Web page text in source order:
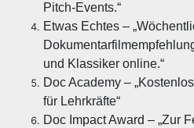
Pitch-Events.“
Etwas Echtes –
und Klassiker online.“
Doc Academy –
für Lehrkräfte“
Doc Impact Award – „Zur